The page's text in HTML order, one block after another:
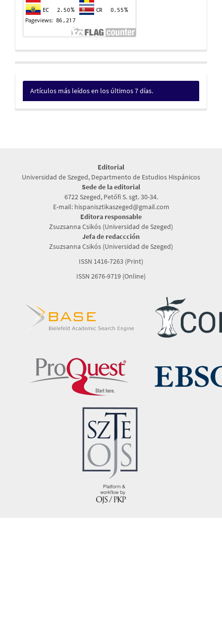
Artículos más leídos en los últimos 7 días.
Editorial
Universidad de Szeged, Departmento de Estudios Hispánicos
Sede de la editorial
6722 Szeged, Petőfi S. sgt. 30-34.
E-mail: hispanisztikaszeged@gmail.com
Editora responsable
Zsuzsanna Csikós (Universidad de Szeged)
Jefa de redaccción
Zsuzsanna Csikós (Universidad de Szeged)
ISSN 1416-7263 (Print)
ISSN 2676-9719 (Online)